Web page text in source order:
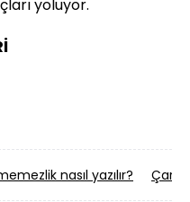
yoluyor.
nasıl yazılır? Çare